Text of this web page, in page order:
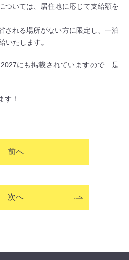
ついては、居住地に応じて支給額を
される場所がない方に限定し、一泊
いたします。
にも掲載されていますので 是
す！
前へ
次へ